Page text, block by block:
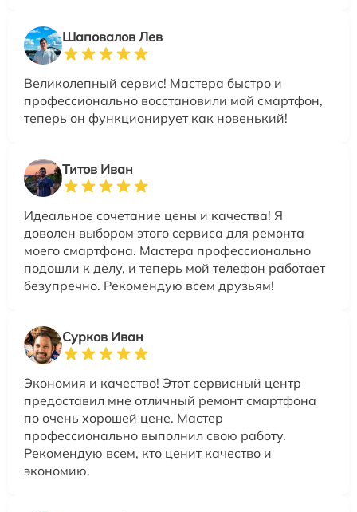
Шаповалов Лев
Великолепный сервис! Мастера быстро и
профессионально восстановили мой смартфон,
теперь он функционирует как новенький!
Титов Иван
Идеальное сочетание цены и качества! Я
доволен выбором этого сервиса для ремонта
моего смартфона. Мастера профессионально
подошли к делу, и теперь мой телефон работает
безупречно. Рекомендую всем друзьям!
Сурков Иван
Экономия и качество! Этот сервисный центр
предоставил мне отличный ремонт смартфона
по очень хорошей цене. Мастер
профессионально выполнил свою работу.
Рекомендую всем, кто ценит качество и
экономию.